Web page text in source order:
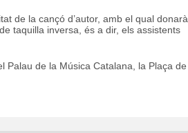
de la cançó d’autor, amb el qual donarà
taquilla inversa, és a dir, els assistents
Palau de la Música Catalana, la Plaça de